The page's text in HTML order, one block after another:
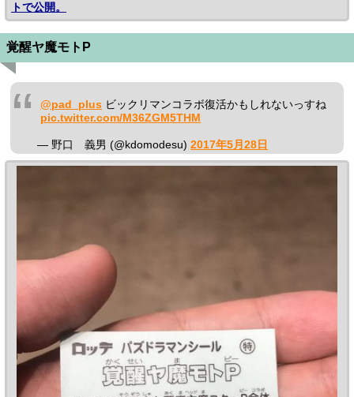
トで公開。
覚醒ヤ魔モトP
@pad_plus ビックリマンコラボ復活かもしれないっすね
pic.twitter.com/M36ZGM5THM
— 野口 義男 (@kdomodesu)2017年5月28日